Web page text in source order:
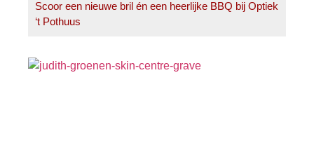
Scoor een nieuwe bril én een heerlijke BBQ bij Optiek
‘t Pothuus